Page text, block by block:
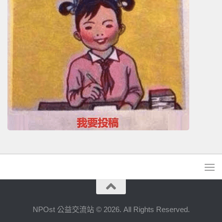
NPOst 公益交流站 © 2026. All Rights Reserved.